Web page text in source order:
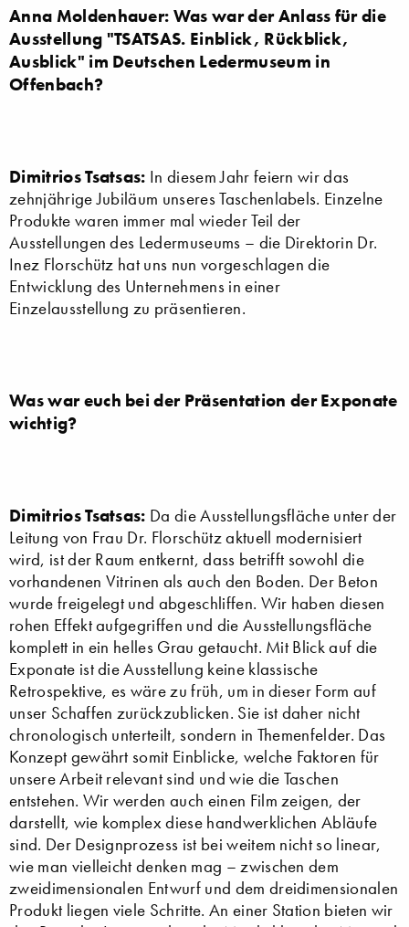
Anna Moldenhauer: Was war der Anlass für die
Ausstellung "TSATSAS. Einblick, Rückblick,
Ausblick" im Deutschen Ledermuseum in
Offenbach?
Dimitrios Tsatsas: In diesem Jahr feiern wir das
zehnjährige Jubiläum unseres Taschenlabels. Einzelne
Produkte waren immer mal wieder Teil der
Ausstellungen des Ledermuseums – die Direktorin Dr.
Inez Florschütz hat uns nun vorgeschlagen die
Entwicklung des Unternehmens in einer
Einzelausstellung zu präsentieren.
Was war euch bei der Präsentation der Exponate
wichtig?
Dimitrios Tsatsas: Da die Ausstellungsfläche unter der
Leitung von Frau Dr. Florschütz aktuell modernisiert
wird, ist der Raum entkernt, dass betrifft sowohl die
vorhandenen Vitrinen als auch den Boden. Der Beton
wurde freigelegt und abgeschliffen. Wir haben diesen
rohen Effekt aufgegriffen und die Ausstellungsfläche
komplett in ein helles Grau getaucht. Mit Blick auf die
Exponate ist die Ausstellung keine klassische
Retrospektive, es wäre zu früh, um in dieser Form auf
unser Schaffen zurückzublicken. Sie ist daher nicht
chronologisch unterteilt, sondern in Themenfelder. Das
Konzept gewährt somit Einblicke, welche Faktoren für
unsere Arbeit relevant sind und wie die Taschen
entstehen. Wir werden auch einen Film zeigen, der
darstellt, wie komplex diese handwerklichen Abläufe
sind. Der Designprozess ist bei weitem nicht so linear,
wie man vielleicht denken mag – zwischen dem
zweidimensionalen Entwurf und dem dreidimensionalen
Produkt liegen viele Schritte. An einer Station bieten wir